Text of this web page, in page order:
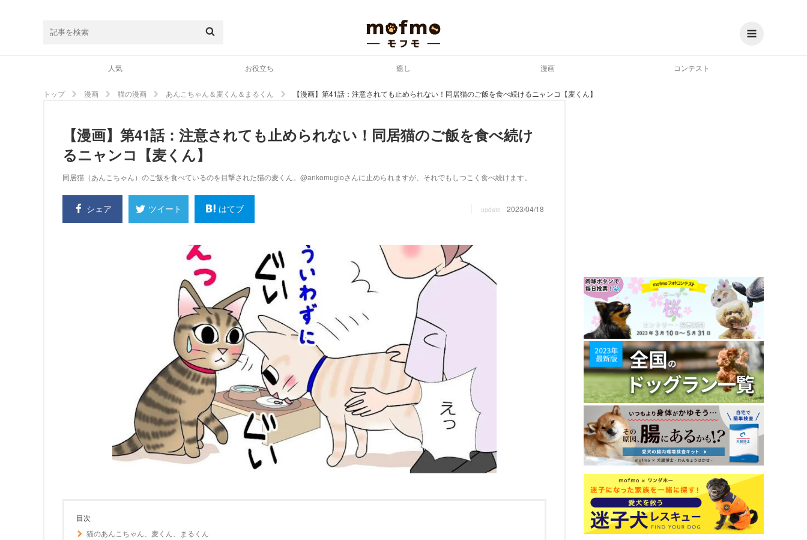
人気 お役立ち 癒し 漫画 コンテスト
トップ 漫画 猫の漫画 あんこちゃん＆麦くん＆まるくん 【漫画】第41話：注意されても止められない！同居猫のご飯を食べ続けるニャンコ【麦くん】
【漫画】第41話：注意されても止められない！同居猫のご飯を食べ続け
るニャンコ【麦くん】
同居猫（あんこちゃん）のご飯を食べているのを目撃された猫の麦くん。@ankomugioさんに止められますが、それでもしつこく食べ続けます。
シェア ツイート はてブ update 2023/04/18
目次
猫のあんこちゃん、麦くん、まるくん